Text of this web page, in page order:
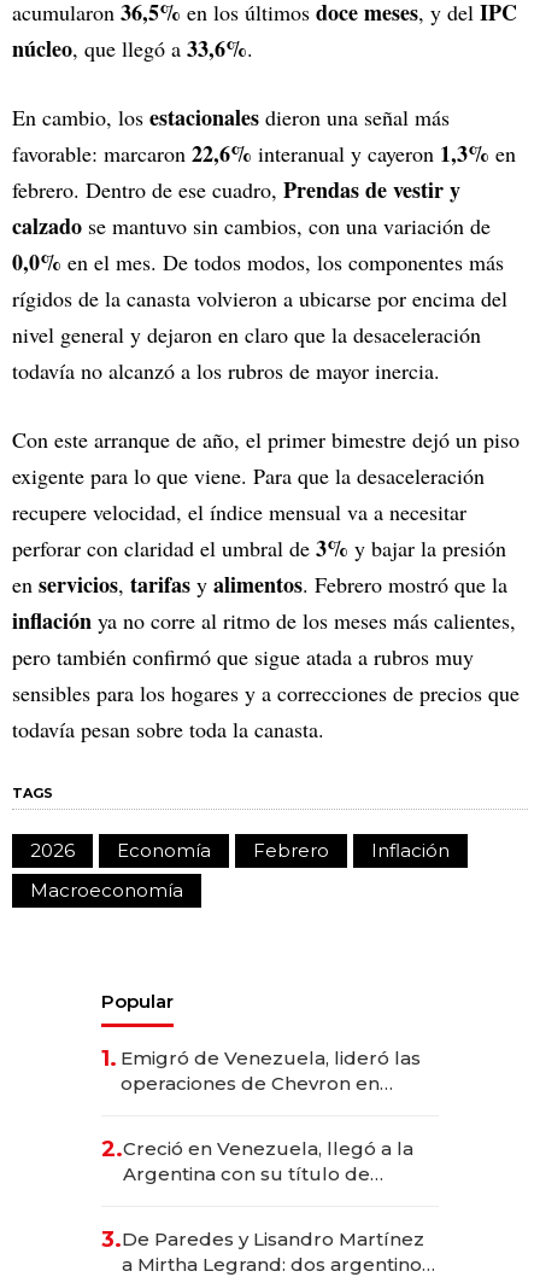
acumularon 36,5% en los últimos doce meses, y del IPC
núcleo, que llegó a 33,6%.
En cambio, los estacionales dieron una señal más
favorable: marcaron 22,6% interanual y cayeron 1,3% en
febrero. Dentro de ese cuadro, Prendas de vestir y
calzado se mantuvo sin cambios, con una variación de
0,0% en el mes. De todos modos, los componentes más
rígidos de la canasta volvieron a ubicarse por encima del
nivel general y dejaron en claro que la desaceleración
todavía no alcanzó a los rubros de mayor inercia.
Con este arranque de año, el primer bimestre dejó un piso
exigente para lo que viene. Para que la desaceleración
recupere velocidad, el índice mensual va a necesitar
perforar con claridad el umbral de 3% y bajar la presión
en servicios, tarifas y alimentos. Febrero mostró que la
inflación ya no corre al ritmo de los meses más calientes,
pero también confirmó que sigue atada a rubros muy
sensibles para los hogares y a correcciones de precios que
todavía pesan sobre toda la canasta.
TAGS
2026 Economía Febrero
Inflación
Macroeconomía
Popular
1. Emigró de Venezuela, lideró las
operaciones de Chevron en
2.Creció en Venezuela, llegó a la
Argentina con su título de
las marcas "fast premium"
3.De Paredes y Lisandro Martínez
a Mirtha Legrand: dos argentinos